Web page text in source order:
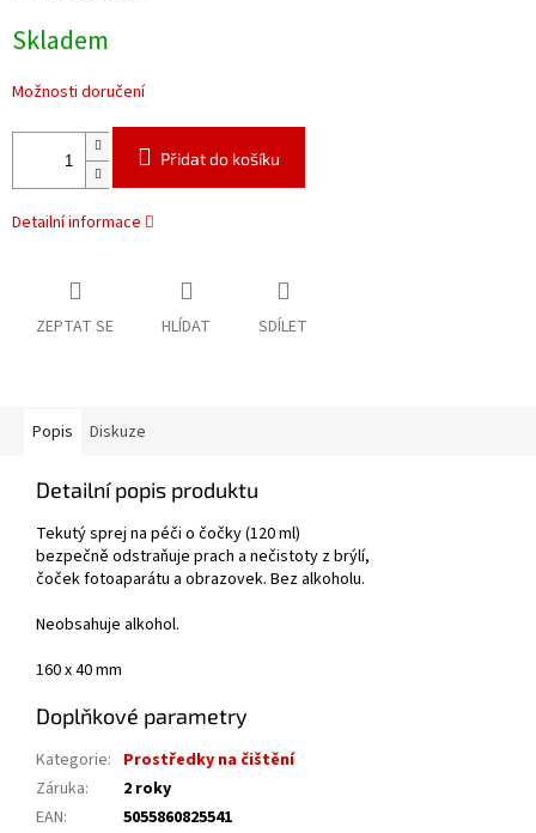
cena:
Skladem
Možnosti doručení
Přidat do košíku
Detailní informace
ZEPTAT SE HLÍDAT SDÍLET
Popis Diskuze
Detailní popis produktu
Tekutý sprej na péči o čočky (120 ml)
bezpečně odstraňuje prach a nečistoty z brýlí,
čoček fotoaparátu a obrazovek. Bez alkoholu.
Neobsahuje alkohol.
160 x 40 mm
Doplňkové parametry
Kategorie: Prostředky na čištění
Záruka:
2 roky
EAN:
5055860825541